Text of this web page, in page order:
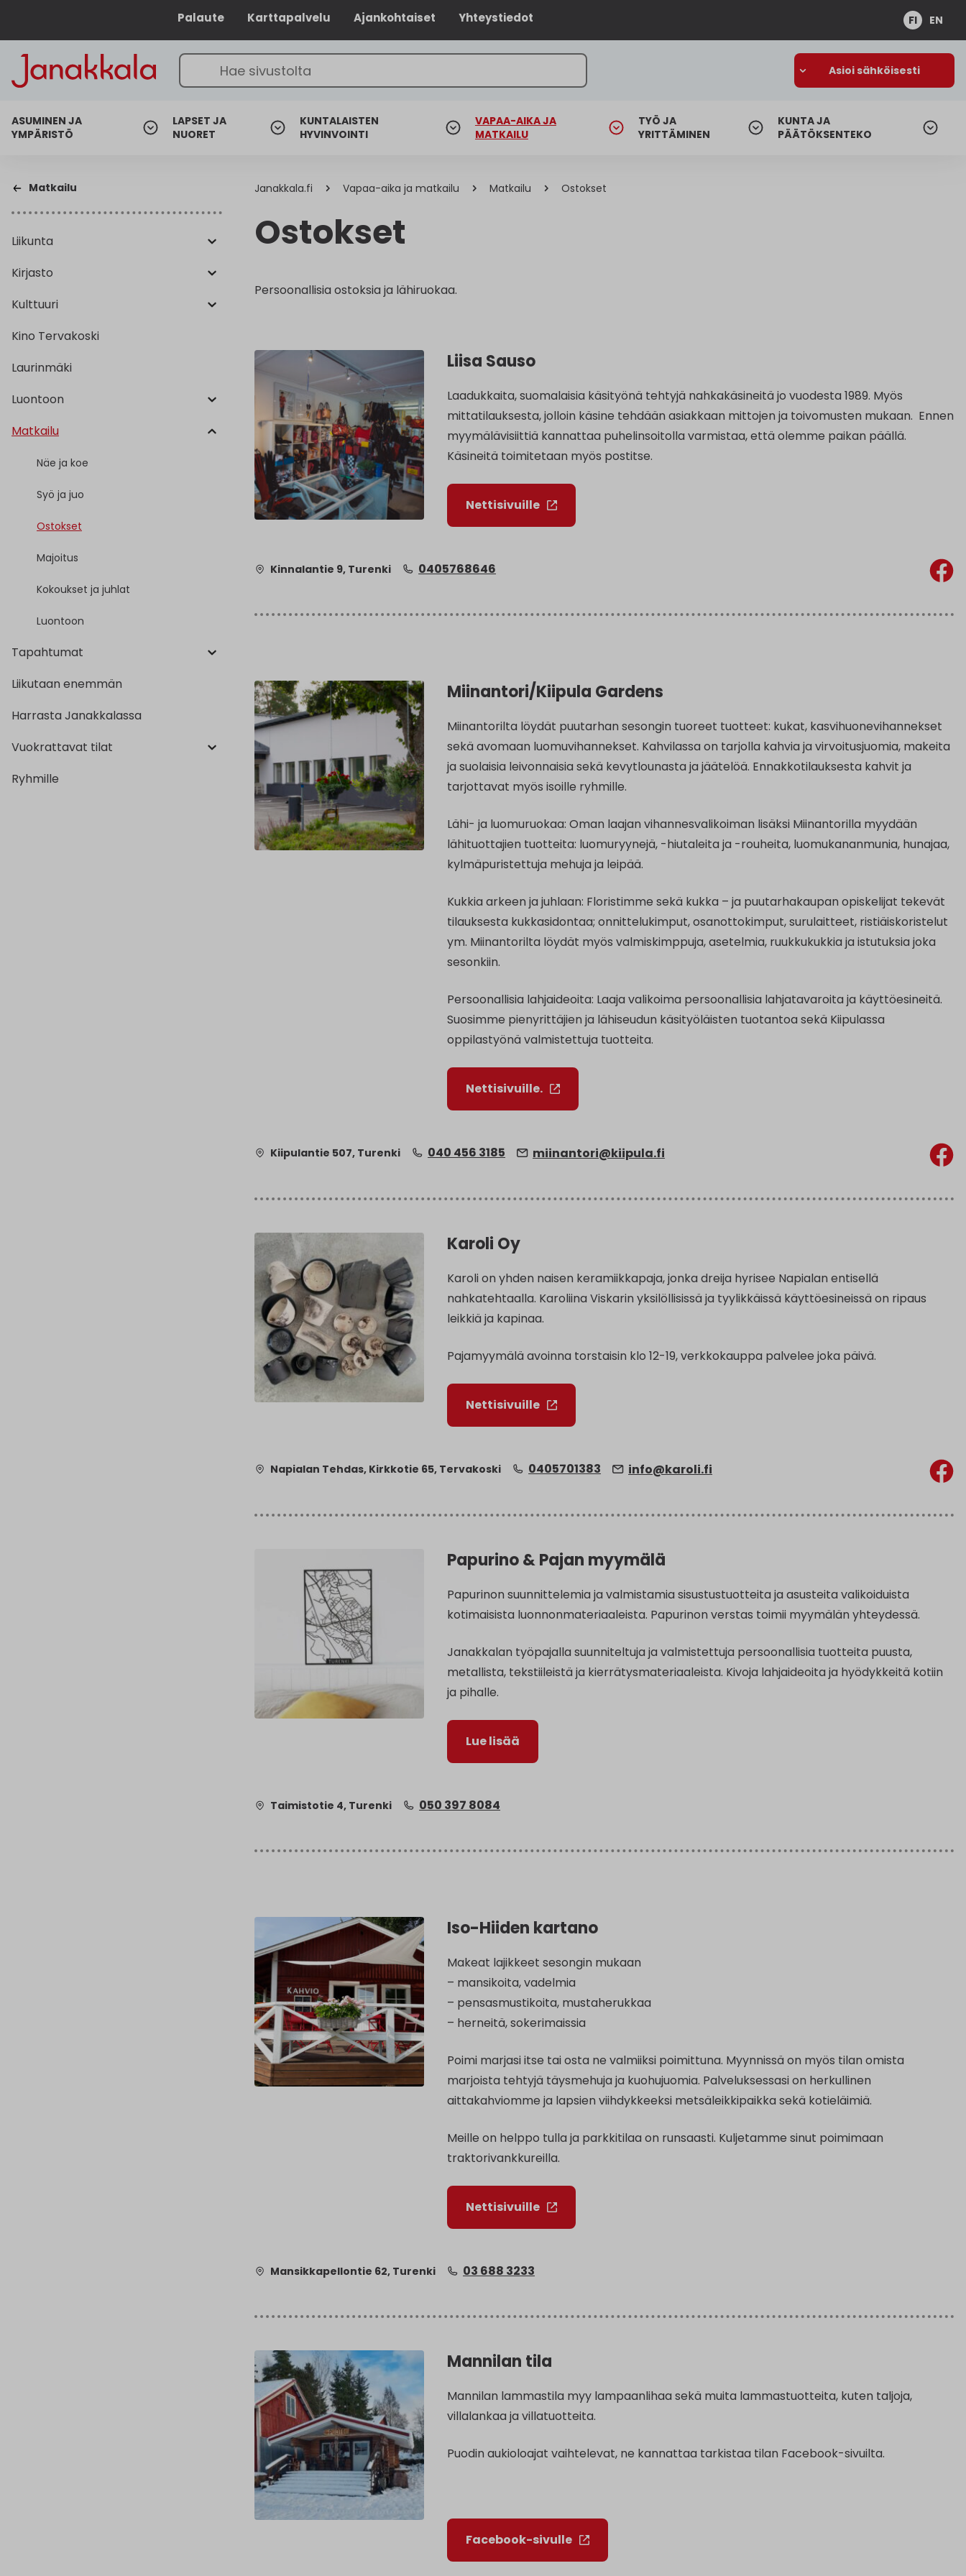
Palaute Karttapalvelu Ajankohtaiset Yhteystiedot FI EN
Asioi sähköisesti
ASUMINEN JA
YMPÄRISTÖ
LAPSET JA
NUORET
KUNTALAISTEN
HYVINVOINTI
VAPAA-AIKA JA
MATKAILU
TYÖ JA
YRITTÄMINEN
KUNTA JA
PÄÄTÖKSENTEKO
Matkailu
Liikunta
Kirjasto
Kulttuuri
Kino Tervakoski
Laurinmäki
Luontoon
Matkailu
Näe ja koe
Syö ja juo
Ostokset
Majoitus
Kokoukset ja juhlat
Luontoon
Tapahtumat
Liikutaan enemmän
Harrasta Janakkalassa
Vuokrattavat tilat
Ryhmille
Janakkala.fi Vapaa-aika ja matkailu Matkailu Ostokset
Ostokset
Persoonallisia ostoksia ja lähiruokaa.
Liisa Sauso
Laadukkaita, suomalaisia käsityönä tehtyjä nahkakäsineitä jo vuodesta 1989. Myös
mittatilauksesta, jolloin käsine tehdään asiakkaan mittojen ja toivomusten mukaan. Ennen
myymälävisiittiä kannattaa puhelinsoitolla varmistaa, että olemme paikan päällä.
Käsineitä toimitetaan myös postitse.
Nettisivuille
Kinnalantie 9, Turenki 0405768646
Miinantori/Kiipula Gardens
Miinantorilta löydät puutarhan sesongin tuoreet tuotteet: kukat, kasvihuonevihannekset
sekä avomaan luomuvihannekset. Kahvilassa on tarjolla kahvia ja virvoitusjuomia, makeita
ja suolaisia leivonnaisia sekä kevytlounasta ja jäätelöä. Ennakkotilauksesta kahvit ja
tarjottavat myös isoille ryhmille.
Lähi- ja luomuruokaa: Oman laajan vihannesvalikoiman lisäksi Miinantorilla myydään
lähituottajien tuotteita: luomuryynejä, -hiutaleita ja -rouheita, luomukananmunia, hunajaa,
kylmäpuristettuja mehuja ja leipää.
Kukkia arkeen ja juhlaan: Floristimme sekä kukka – ja puutarhakaupan opiskelijat tekevät
tilauksesta kukkasidontaa; onnittelukimput, osanottokimput, surulaitteet, ristiäiskoristelut
ym. Miinantorilta löydät myös valmiskimppuja, asetelmia, ruukkukukkia ja istutuksia joka
sesonkiin.
Persoonallisia lahjaideoita: Laaja valikoima persoonallisia lahjatavaroita ja käyttöesineitä.
Suosimme pienyrittäjien ja lähiseudun käsityöläisten tuotantoa sekä Kiipulassa
oppilastyönä valmistettuja tuotteita.
Nettisivuille.
Kiipulantie 507, Turenki 040 456 3185 miinantori@kiipula.fi
Karoli Oy
Karoli on yhden naisen keramiikkapaja, jonka dreija hyrisee Napialan entisellä
nahkatehtaalla. Karoliina Viskarin yksilöllisissä ja tyylikkäissä käyttöesineissä on ripaus
leikkiä ja kapinaa.
Pajamyymälä avoinna torstaisin klo 12-19, verkkokauppa palvelee joka päivä.
Nettisivuille
Napialan Tehdas, Kirkkotie 65, Tervakoski 0405701383 info@karoli.fi
Papurino & Pajan myymälä
Papurinon suunnittelemia ja valmistamia sisustustuotteita ja asusteita valikoiduista
kotimaisista luonnonmateriaaleista. Papurinon verstas toimii myymälän yhteydessä.
Janakkalan työpajalla suunniteltuja ja valmistettuja persoonallisia tuotteita puusta,
metallista, tekstiileistä ja kierrätysmateriaaleista. Kivoja lahjaideoita ja hyödykkeitä kotiin
ja pihalle.
Lue lisää
Taimistotie 4, Turenki 050 397 8084
Iso-Hiiden kartano
Makeat lajikkeet sesongin mukaan
– mansikoita, vadelmia
– pensasmustikoita, mustaherukkaa
– herneitä, sokerimaissia
Poimi marjasi itse tai osta ne valmiiksi poimittuna. Myynnissä on myös tilan omista
marjoista tehtyjä täysmehuja ja kuohujuomia. Palveluksessasi on herkullinen
aittakahviomme ja lapsien viihdykkeeksi metsäleikkipaikka sekä kotieläimiä.
Meille on helppo tulla ja parkkitilaa on runsaasti. Kuljetamme sinut poimimaan
traktorivankkureilla.
Nettisivuille
Mansikkapellontie 62, Turenki 03 688 3233
Mannilan tila
Mannilan lammastila myy lampaanlihaa sekä muita lammastuotteita, kuten taljoja,
villalankaa ja villatuotteita.
Puodin aukioloajat vaihtelevat, ne kannattaa tarkistaa tilan Facebook-sivuilta.
Facebook-sivulle